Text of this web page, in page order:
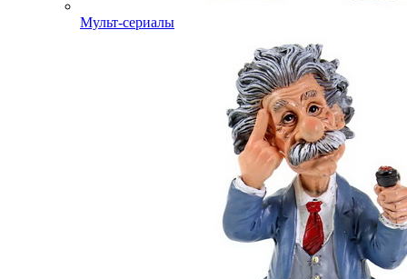
Мульт-сериалы